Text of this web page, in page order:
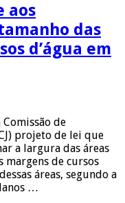
aos
das
d’água em
de
projeto de lei que
a largura das áreas
margens de cursos
áreas, segundo a
…